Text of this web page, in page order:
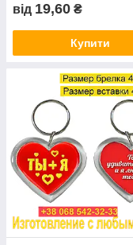
від 19,60 ₴
Купити